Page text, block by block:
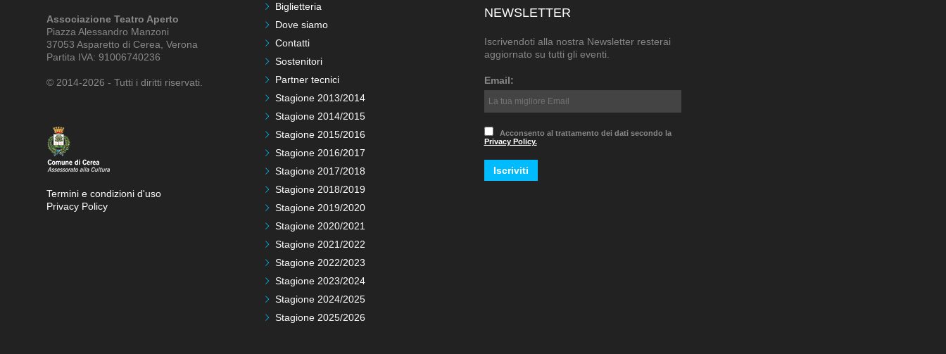
Associazione Teatro Aperto
Piazza Alessandro Manzoni
37053 Asparetto di Cerea, Verona
Partita IVA: 91006740236
© 2014-2026 - Tutti i diritti riservati.
Termini e condizioni d'uso
Privacy Policy
Biglietteria
Dove siamo
Contatti
Sostenitori
Partner tecnici
Stagione 2013/2014
Stagione 2014/2015
Stagione 2015/2016
Stagione 2016/2017
Stagione 2017/2018
Stagione 2018/2019
Stagione 2019/2020
Stagione 2020/2021
Stagione 2021/2022
Stagione 2022/2023
Stagione 2023/2024
Stagione 2024/2025
Stagione 2025/2026
NEWSLETTER
Iscrivendoti alla nostra Newsletter resterai
aggiornato su tutti gli eventi.
Email:
Acconsento al trattamento dei dati secondo la
Privacy Policy.